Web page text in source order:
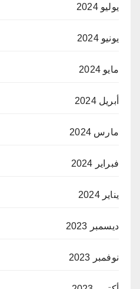
يوليو 2024
يونيو 2024
مايو 2024
أبريل 2024
مارس 2024
فبراير 2024
يناير 2024
ديسمبر 2023
نوفمبر 2023